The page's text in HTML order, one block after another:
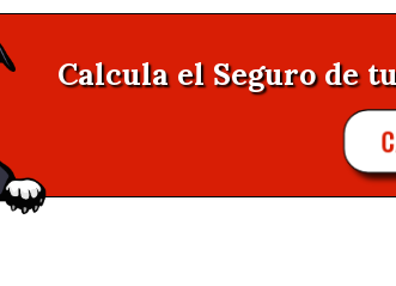
Calcula el Seguro de